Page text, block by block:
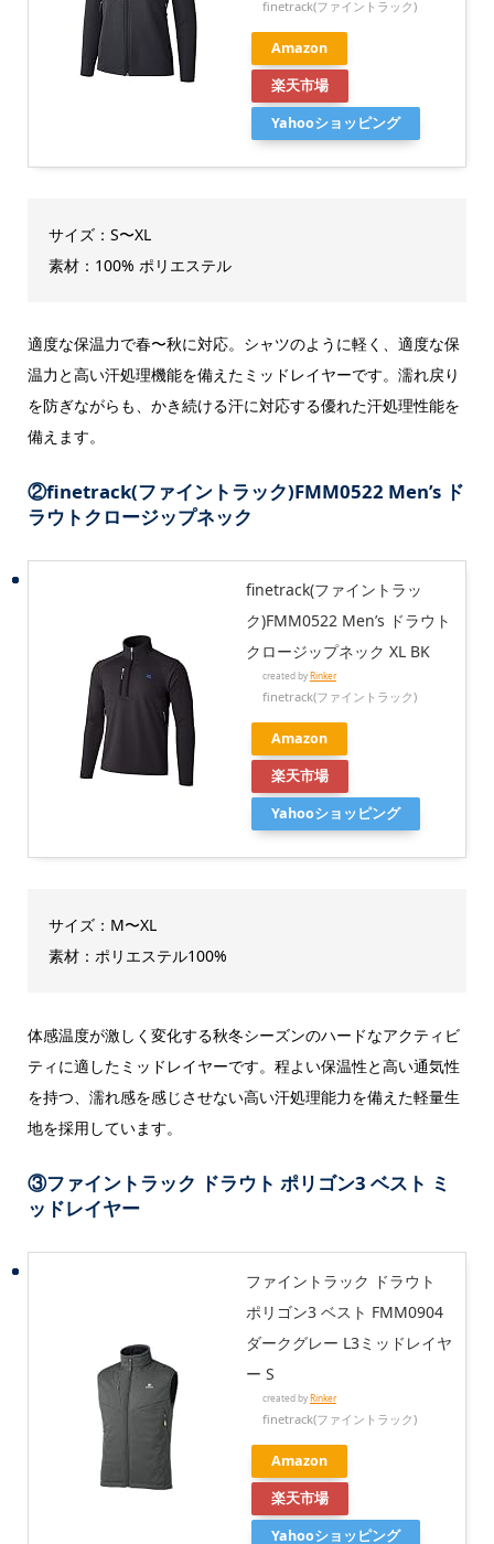
finetrack(ファイントラック)
Amazon
楽天市場
Yahooショッピング
サイズ：S〜XL
素材：100% ポリエステル
適度な保温力で春〜秋に対応。シャツのように軽く、適度な保
温力と高い汗処理機能を備えたミッドレイヤーです。濡れ戻り
を防ぎながらも、かき続ける汗に対応する優れた汗処理性能を
備えます。
②finetrack(ファイントラック)FMM0522 Men’s ド
ラウトクロージップネック
finetrack(ファイントラッ
ク)FMM0522 Men’s ドラウト
クロージップネック XL BK
created byRinker
finetrack(ファイントラック)
Amazon
楽天市場
Yahooショッピング
サイズ：M〜XL
素材：ポリエステル100%
体感温度が激しく変化する秋冬シーズンのハードなアクティビ
ティに適したミッドレイヤーです。程よい保温性と高い通気性
を持つ、濡れ感を感じさせない高い汗処理能力を備えた軽量生
地を採用しています。
③ファイントラック ドラウト ポリゴン3 ベスト ミ
ッドレイヤー
ファイントラック ドラウト
ポリゴン3 ベスト FMM0904
ダークグレー L3ミッドレイヤ
ー S
created byRinker
finetrack(ファイントラック)
Amazon
楽天市場
Yahooショッピング